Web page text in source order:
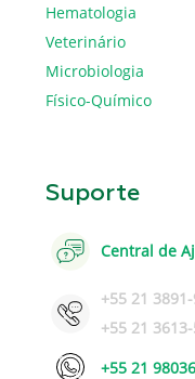
Hematologia
Veterinário
Microbiologia
Físico-Químico
Suporte
Central de
+55 21
+55 21
+55 21